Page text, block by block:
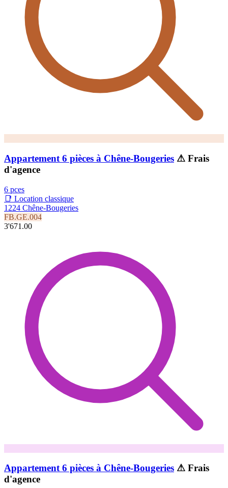
Appartement 6 pièces à Chêne-Bougeries ⚠ Frais
d'agence
6 pces
📑 Location classique
1224 Chêne-Bougeries
FB.GE.004
3'671.00
Appartement 6 pièces à Chêne-Bougeries ⚠ Frais
d'agence